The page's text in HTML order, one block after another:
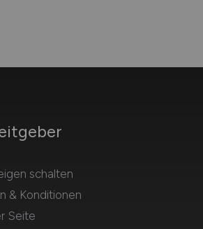
schalten
& Konditionen
Seite